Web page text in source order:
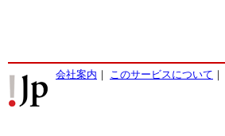
会社案内 ｜ このサービスについて ｜